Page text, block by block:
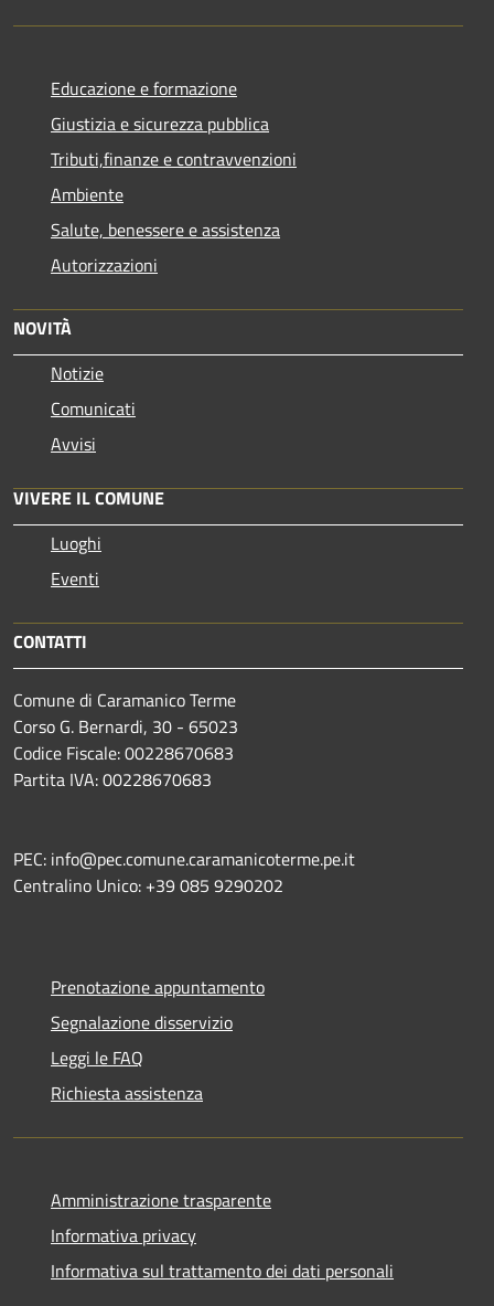
Educazione e formazione
Giustizia e sicurezza pubblica
Tributi,finanze e contravvenzioni
Ambiente
Salute, benessere e assistenza
Autorizzazioni
NOVITÀ
Notizie
Comunicati
Avvisi
VIVERE IL COMUNE
Luoghi
Eventi
CONTATTI
Comune di Caramanico Terme
Corso G. Bernardi, 30 - 65023
Codice Fiscale: 00228670683
Partita IVA: 00228670683
PEC: info@pec.comune.caramanicoterme.pe.it
Centralino Unico: +39 085 9290202
Prenotazione appuntamento
Segnalazione disservizio
Leggi le FAQ
Richiesta assistenza
Amministrazione trasparente
Informativa privacy
Informativa sul trattamento dei dati personali